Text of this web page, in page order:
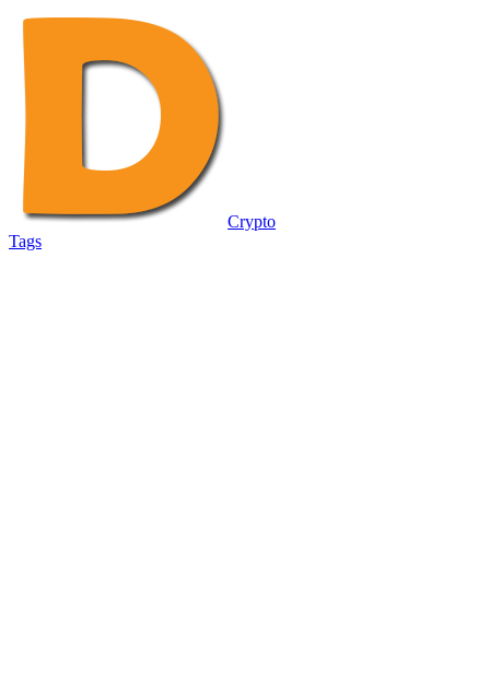
Crypto
Tags